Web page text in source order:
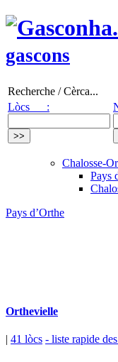
gascons
Recherche / Cèrca...
Lòcs :
Chalosse-
Pays
Pays d’Orthe
Orthevielle
| 41 lòcs - liste rapide